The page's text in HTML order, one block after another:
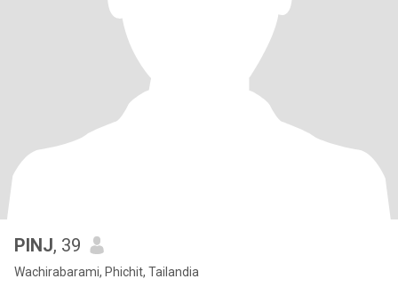
PINJ, 39
Wachirabarami, Phichit, Tailandia